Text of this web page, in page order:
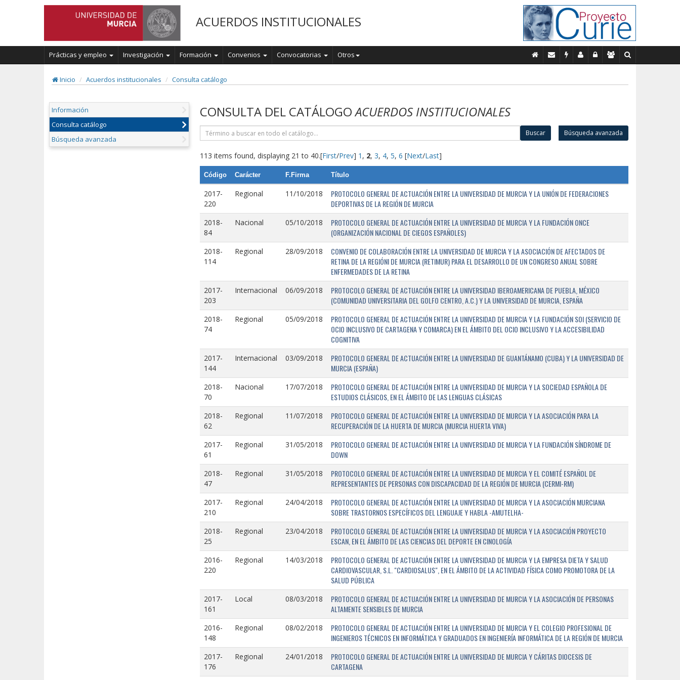
ACUERDOS INSTITUCIONALES
Prácticas y empleo Investigación Formación Convenios Convocatorias Otros
Inicio Acuerdos institucionales Consulta catálogo
Información
Consulta catálogo
Búsqueda avanzada
CONSULTA DEL CATÁLOGOACUERDOS INSTITUCIONALES
Buscar Búsqueda avanzada
113 items found, displaying 21 to 40.[First/Prev] 1 , 2, 3, 4, 5, 6 [Next/Last]
Código Carácter F.Firma Título
2017-
220
Regional 11/10/2018
PROTOCOLO GENERAL DE ACTUACIÓN ENTRE LA UNIVERSIDAD DE MURCIA Y LA UNIÓN DE FEDERACIONES
DEPORTIVAS DE LA REGIÓN DE MURCIA
2018-
84
Nacional 05/10/2018
PROTOCOLO GENERAL DE ACTUACIÓN ENTRE LA UNIVERSIDAD DE MURCIA Y LA FUNDACIÓN ONCE
(ORGANIZACIÓN NACIONAL DE CIEGOS ESPAÑOLES)
2018-
114
Regional 28/09/2018
CONVENIO DE COLABORACIÓN ENTRE LA UNIVERSIDAD DE MURCIA Y LA ASOCIACIÓN DE AFECTADOS DE
RETINA DE LA REGIÓNI DE MURCIA (RETIMUR) PARA EL DESARROLLO DE UN CONGRESO ANUAL SOBRE
ENFERMEDADES DE LA RETINA
2017-
203
Internacional 06/09/2018
PROTOCOLO GENERAL DE ACTUACIÓN ENTRE LA UNIVERSIDAD IBEROAMERICANA DE PUEBLA, MÉXICO
(COMUNIDAD UNIVERSITARIA DEL GOLFO CENTRO, A.C.) Y LA UNIVERSIDAD DE MURCIA, ESPAÑA
2018-
74
Regional 05/09/2018
PROTOCOLO GENERAL DE ACTUACIÓN ENTRE LA UNIVERSIDAD DE MURCIA Y LA FUNDACIÓN SOI (SERVICIO DE
OCIO INCLUSIVO DE CARTAGENA Y COMARCA) EN EL ÁMBITO DEL OCIO INCLUSIVO Y LA ACCESIBILIDAD
COGNITIVA
2017-
144
Internacional 03/09/2018
PROTOCOLO GENERAL DE ACTUACIÓN ENTRE LA UNIVERSIDAD DE GUANTÁNAMO (CUBA) Y LA UNIVERSIDAD DE
MURCIA (ESPAÑA)
2018-
70
Nacional 17/07/2018
PROTOCOLO GENERAL DE ACTUACIÓN ENTRE LA UNIVERSIDAD DE MURCIA Y LA SOCIEDAD ESPAÑOLA DE
ESTUDIOS CLÁSICOS, EN EL ÁMBITO DE LAS LENGUAS CLÁSICAS
2018-
62
Regional 11/07/2018
PROTOCOLO GENERAL DE ACTUACIÓN ENTRE LA UNIVERSIDAD DE MURCIA Y LA ASOCIACIÓN PARA LA
RECUPERACIÓN DE LA HUERTA DE MURCIA (MURCIA HUERTA VIVA)
2017-
61
Regional 31/05/2018
PROTOCOLO GENERAL DE ACTUACIÓN ENTRE LA UNIVERSIDAD DE MURCIA Y LA FUNDACIÓN SÍNDROME DE
DOWN
2018-
47
Regional 31/05/2018
PROTOCOLO GENERAL DE ACTUACIÓN ENTRE LA UNIVERSIDAD DE MURCIA Y EL COMITÉ ESPAÑOL DE
REPRESENTANTES DE PERSONAS CON DISCAPACIDAD DE LA REGIÓN DE MURCIA (CERMI-RM)
2017-
210
Regional 24/04/2018
PROTOCOLO GENERAL DE ACTUACIÓN ENTRE LA UNIVERSIDAD DE MURCIA Y LA ASOCIACIÓN MURCIANA
SOBRE TRASTORNOS ESPECÍFICOS DEL LENGUAJE Y HABLA -AMUTELHA-
2018-
25
Regional 23/04/2018
PROTOCOLO GENERAL DE ACTUACIÓN ENTRE LA UNIVERSIDAD DE MURCIA Y LA ASOCIACIÓN PROYECTO
ESCAN, EN EL ÁMBITO DE LAS CIENCIAS DEL DEPORTE EN CINOLOGÍA
2016-
220
Regional 14/03/2018
PROTOCOLO GENERAL DE ACTUACIÓN ENTRE LA UNIVERSIDAD DE MURCIA Y LA EMPRESA DIETA Y SALUD
CARDIOVASCULAR, S.L. "CARDIOSALUS", EN EL ÁMBITO DE LA ACTIVIDAD FÍSICA COMO PROMOTORA DE LA
SALUD PÚBLICA
2017-
161
Local 08/03/2018
PROTOCOLO GENERAL DE ACTUACIÓN ENTRE LA UNIVERSIDAD DE MURCIA Y LA ASOCIACIÓN DE PERSONAS
ALTAMENTE SENSIBLES DE MURCIA
2016-
148
Regional 08/02/2018
PROTOCOLO GENERAL DE ACTUACIÓN ENTRE LA UNIVERSIDAD DE MURCIA Y EL COLEGIO PROFESIONAL DE
INGENIEROS TÉCNICOS EN INFORMÁTICA Y GRADUADOS EN INGENIERÍA INFORMÁTICA DE LA REGIÓN DE MURCIA
2017-
176
Regional 24/01/2018
PROTOCOLO GENERAL DE ACTUACIÓN ENTRE LA UNIVERSIDAD DE MURCIA Y CÁRITAS DIOCESIS DE
CARTAGENA